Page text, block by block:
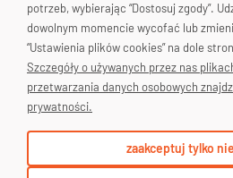
Pomoc
Moje konto
Płatności i dostawa
potrzeb, wybierając “Dostosuj zgody”.
dowolnym momencie wycofać lub
“Ustawienia plików cookies” na dole
Szczegóły o używanych przez nas
przetwarzania danych osobowych
prywatności.
zaakceptuj tylko